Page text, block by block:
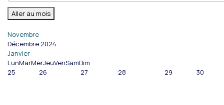
Aller au mois
Novembre
Décembre 2024
Janvier
LunMarMerJeuVenSamDim
25
26 27 28 29 30